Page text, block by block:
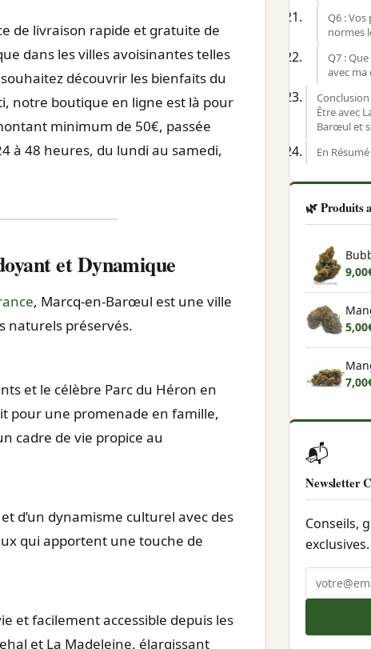
de livraison rapide et gratuite de
dans les villes avoisinantes telles
souhaitez découvrir les bienfaits du
notre boutique en ligne est là pour
minimum de 50€, passée
à 48 heures, du lundi au samedi,
et Dynamique
, Marcq-en-Barœul est une ville
naturels préservés.
et le célèbre Parc du Héron en
pour une promenade en famille,
cadre de vie propice au
d’un dynamisme culturel avec des
qui apportent une touche de
et facilement accessible depuis les
et La Madeleine, élargissant
Q6 :
normes
Q7 :
avec ma
Être avec
Barœul et
En Résumé
🌿 Produits
9,00
5,00
7,00
📬
Newsletter
Conseils,
exclusives.